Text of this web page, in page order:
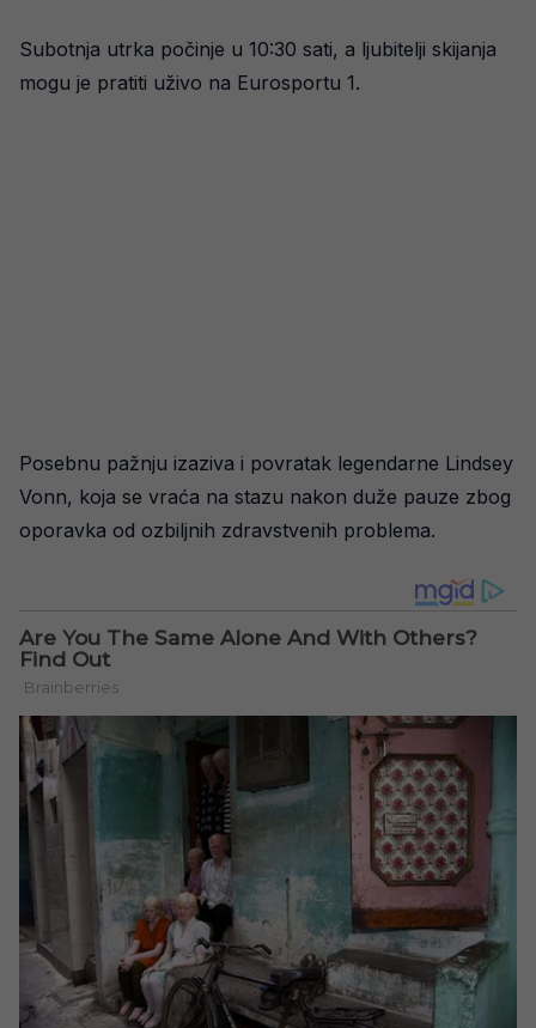
Subotnja utrka počinje u 10:30 sati, a ljubitelji skijanja
mogu je pratiti uživo na Eurosportu 1.
Posebnu pažnju izaziva i povratak legendarne Lindsey
Vonn, koja se vraća na stazu nakon duže pauze zbog
oporavka od ozbiljnih zdravstvenih problema.